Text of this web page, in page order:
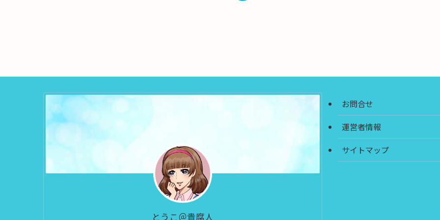
とうこ＠貴腐人
お問合せ
運営者情報
サイトマップ